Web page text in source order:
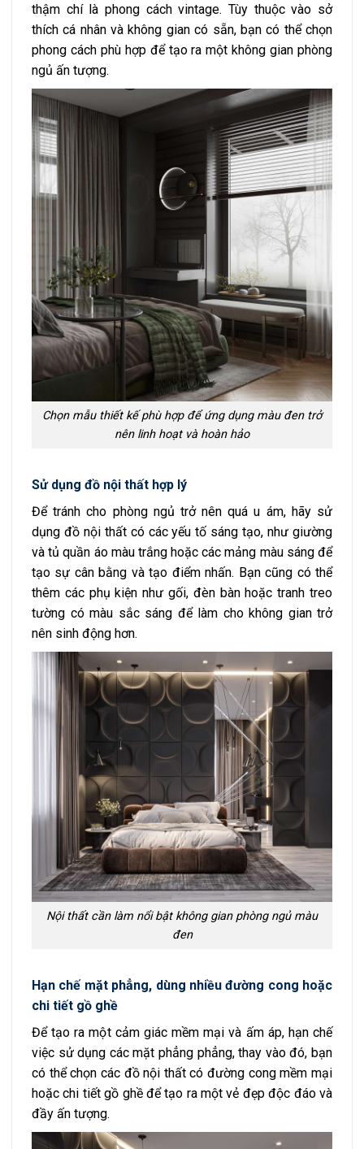
thậm chí là phong cách vintage. Tùy thuộc vào sở
thích cá nhân và không gian có sẵn, bạn có thể chọn
phong cách phù hợp để tạo ra một không gian phòng
ngủ ấn tượng.
Chọn mẫu thiết kế phù hợp để ứng dụng màu đen trở
nên linh hoạt và hoàn hảo
Sử dụng đồ nội thất hợp lý
Để tránh cho phòng ngủ trở nên quá u ám, hãy sử
dụng đồ nội thất có các yếu tố sáng tạo, như giường
và tủ quần áo màu trắng hoặc các mảng màu sáng để
tạo sự cân bằng và tạo điểm nhấn. Bạn cũng có thể
thêm các phụ kiện như gối, đèn bàn hoặc tranh treo
tường có màu sắc sáng để làm cho không gian trở
nên sinh động hơn.
Nội thất cần làm nổi bật không gian phòng ngủ màu
đen
Hạn chế mặt phẳng, dùng nhiều đường cong hoặc
chi tiết gồ ghề
Để tạo ra một cảm giác mềm mại và ấm áp, hạn chế
việc sử dụng các mặt phẳng phẳng, thay vào đó, bạn
có thể chọn các đồ nội thất có đường cong mềm mại
hoặc chi tiết gồ ghề để tạo ra một vẻ đẹp độc đáo và
đầy ấn tượng.